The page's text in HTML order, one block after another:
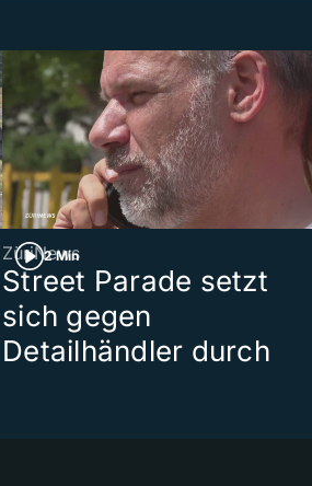
2 Min
ZüriNews
Street Parade setzt
sich gegen
Detailhändler durch